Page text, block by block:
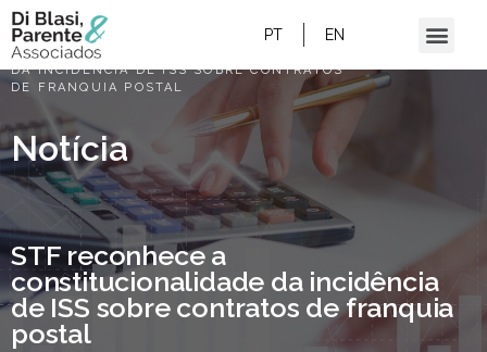
PT EN
HOME/
STF RECONHECE A CONSTITUCIONALIDADE
DA INCIDÊNCIA DE ISS SOBRE CONTRATOS
DE FRANQUIA POSTAL
Notícia
STF reconhece a
constitucionalidade da incidência
de ISS sobre contratos de franquia
postal